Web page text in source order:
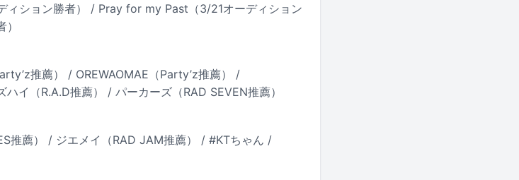
ィション勝者） / Pray for my Past（3/21オーディション
推薦） / OREWAOMAE（Party’z推薦） /
イ（R.A.D推薦） / パーカーズ（RAD SEVEN推薦）
推薦） / ジエメイ（RAD JAM推薦） / #KTちゃん /